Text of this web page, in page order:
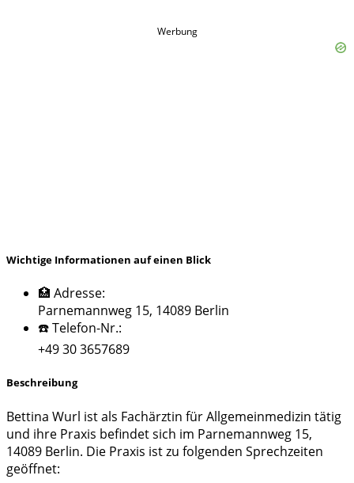
Werbung
Wichtige Informationen auf einen Blick
🏥 Adresse:
Parnemannweg 15, 14089 Berlin
☎️ Telefon-Nr.:
+49 30 3657689
Beschreibung
Bettina Wurl ist als Fachärztin für Allgemeinmedizin tätig
und ihre Praxis befindet sich im Parnemannweg 15,
14089 Berlin. Die Praxis ist zu folgenden Sprechzeiten
geöffnet: